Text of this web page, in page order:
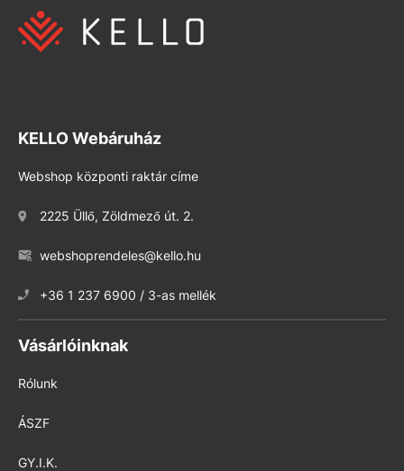
KELLO Webáruház
Webshop központi raktár címe
2225 Üllő, Zöldmező út. 2.
webshoprendeles@kello.hu
+36 1 237 6900 / 3-as mellék
Vásárlóinknak
Rólunk
ÁSZF
GY.I.K.